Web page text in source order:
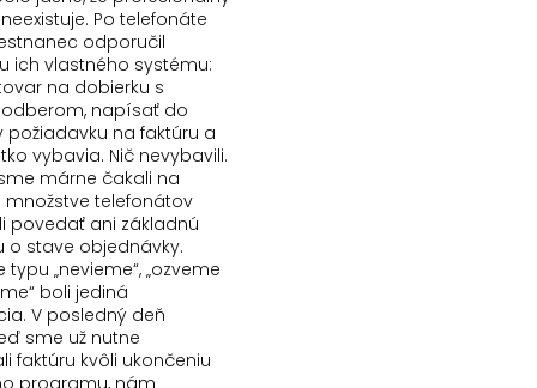
Po telefonáte
odporučil
ich vlastného systému:
na dobierku s
napísať do
požiadavku na faktúru a
vybavia. Nič nevybavili.
márne čakali na
množstve telefonátov
povedať ani základnú
o stave objednávky.
„nevieme“, „ozveme
boli jediná
V posledný deň
sme už nutne
faktúru kvôli ukončeniu
programu, nám